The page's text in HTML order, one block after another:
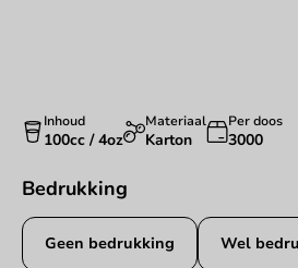
Inhoud
100cc / 4oz
Materiaal
Karton
Per doos
3000
Bedrukking
Geen bedrukking Wel